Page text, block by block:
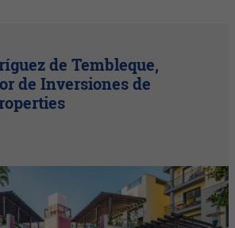
de Tembleque,
de Inversiones de